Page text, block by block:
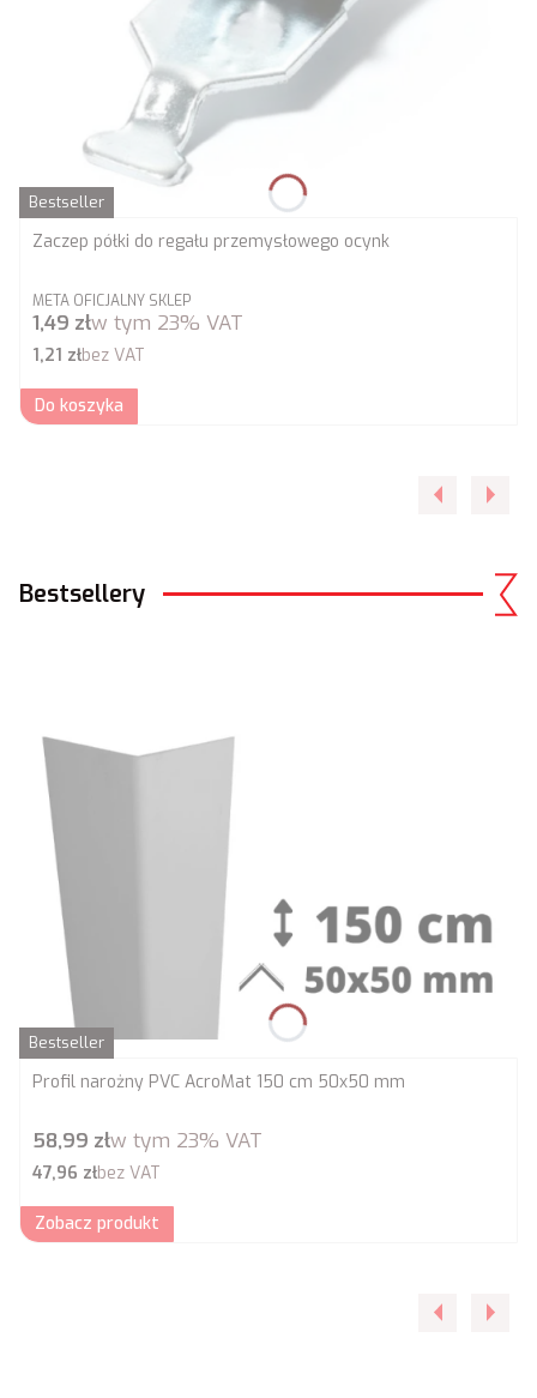
Bestseller
Zaczep półki do regału przemysłowego ocynk
PRODUCENT
META OFICJALNY SKLEP
Cena brutto
1,49 złw tym 23% VAT
Cena netto
1,21 złbez VAT
Do koszyka
Bestsellery
Bestseller
Profil narożny PVC AcroMat 150 cm 50x50 mm
Cena brutto
58,99 złw tym 23% VAT
Cena netto
47,96 złbez VAT
Zobacz produkt